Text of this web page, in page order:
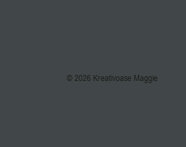
© 2026 Kreativoase Maggie